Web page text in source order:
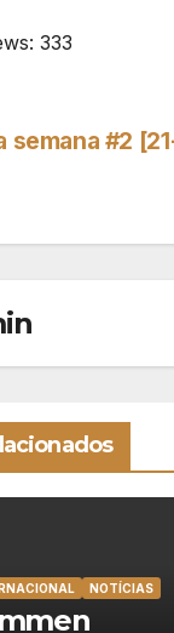
333
semana #2
NOTÍCIAS